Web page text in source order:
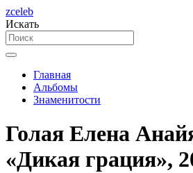
zceleb
Искать
Главная
Альбомы
Знаменитости
Голая Елена
«Дикая грация»,